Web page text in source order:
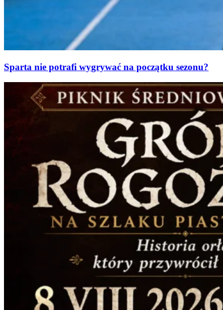
Sparta nie potrafi wygrywać na początku sezonu?